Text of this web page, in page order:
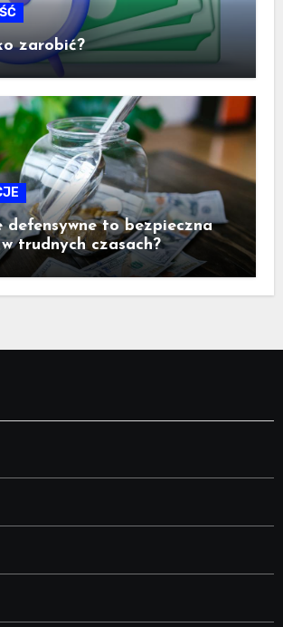
zarobić?
defensywne to bezpieczna
trudnych czasach?